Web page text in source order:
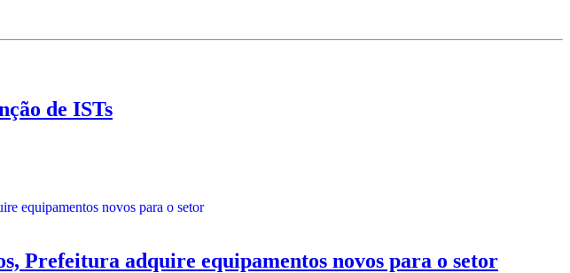
de ISTs
Prefeitura adquire equipamentos novos para o setor